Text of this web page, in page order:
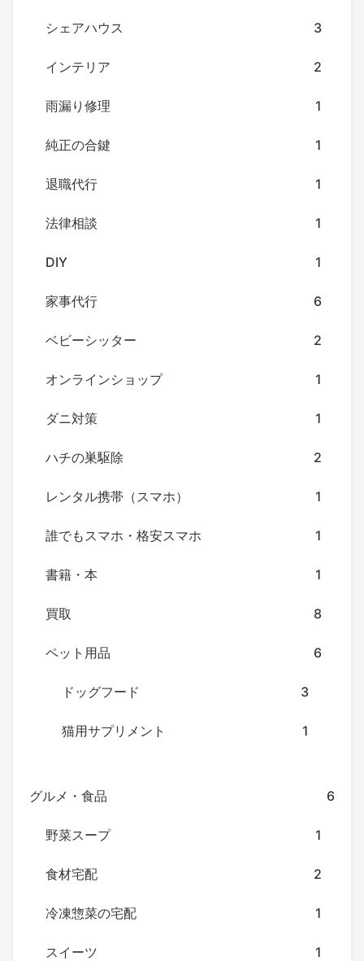
シェアハウス 3
インテリア 2
雨漏り修理 1
純正の合鍵 1
退職代行 1
法律相談 1
DIY 1
家事代行 6
ベビーシッター 2
オンラインショップ 1
ダニ対策 1
ハチの巣駆除 2
レンタル携帯（スマホ） 1
誰でもスマホ・格安スマホ 1
書籍・本 1
買取 8
ペット用品 6
ドッグフード 3
猫用サプリメント 1
グルメ・食品 6
野菜スープ 1
食材宅配 2
冷凍惣菜の宅配 1
スイーツ 1